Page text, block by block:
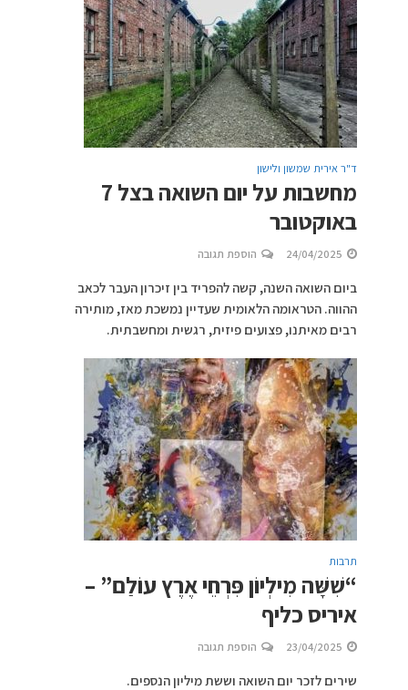
ד"ר אירית שמשון ולישון
מחשבות על יום השואה בצל 7
באוקטובר
24/04/2025 הוספת תגובה
ביום השואה השנה, קשה להפריד בין זיכרון העבר לכאב
ההווה. הטראומה הלאומית שעדיין נמשכת מאז, מותירה
רבים מאיתנו, פצועים פיזית, רגשית ומחשבתית.
תרבות
“שִׁשָּׁה מִילְיוֹן פִּרְחֵי אֶרֶץ עוֹלַם” –
איריס כליף
23/04/2025 הוספת תגובה
שירים לזכר יום השואה וששת מיליון הנספים.